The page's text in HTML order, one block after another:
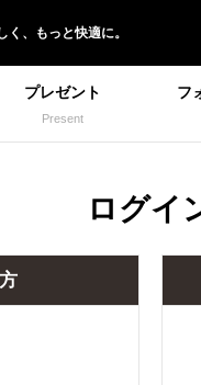
く、 もっと快適に。
プレゼント
Present
フ
ログイ